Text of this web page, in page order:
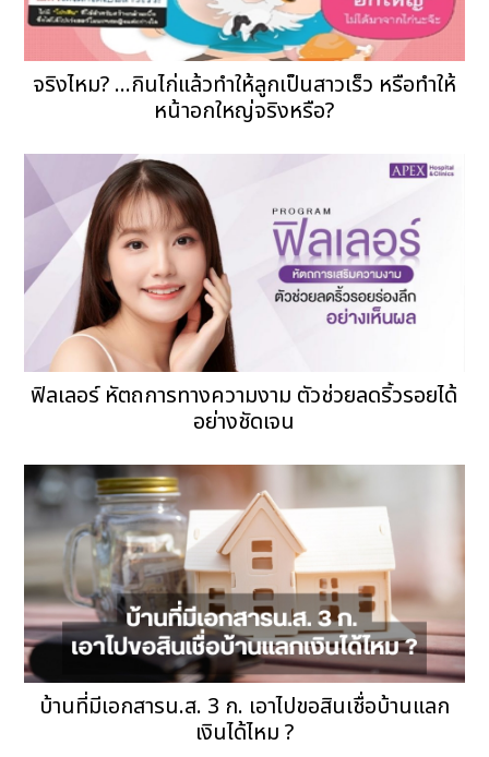
จริงไหม? ...กินไก่แล้วทำให้ลูกเป็นสาวเร็ว หรือทำให้
หน้าอกใหญ่จริงหรือ?
ฟิลเลอร์ หัตถการทางความงาม ตัวช่วยลดริ้วรอยได้
อย่างชัดเจน
บ้านที่มีเอกสารน.ส. 3 ก. เอาไปขอสินเชื่อบ้านแลก
เงินได้ไหม ?